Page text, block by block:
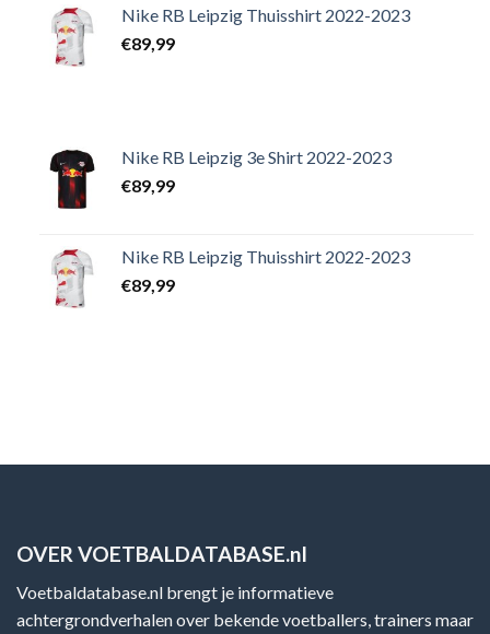
Nike RB Leipzig Thuisshirt 2022-2023
€89,99
Nike RB Leipzig 3e Shirt 2022-2023
€89,99
Nike RB Leipzig Thuisshirt 2022-2023
€89,99
OVER VOETBALDATABASE.nl
Voetbaldatabase.nl brengt je informatieve
achtergrondverhalen over bekende voetballers, trainers maar